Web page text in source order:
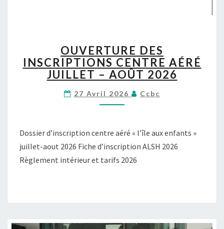
2
2
6
/
2
7
U
E
R
T
U
D
E
S
C
I
OUVERTURE DES
INSCRIPTIONS CENTRE AÉRÉ
JUILLET – AOÛT 2026
27 Avril 2026 Ccbc
Dossier d’inscription centre aéré « l’île aux enfants »
juillet-aout 2026 Fiche d’inscription ALSH 2026
Règlement intérieur et tarifs 2026